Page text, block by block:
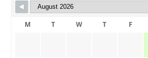
M T W T F